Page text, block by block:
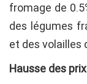
fromage de
des légumes
et des volailles
Hausse des